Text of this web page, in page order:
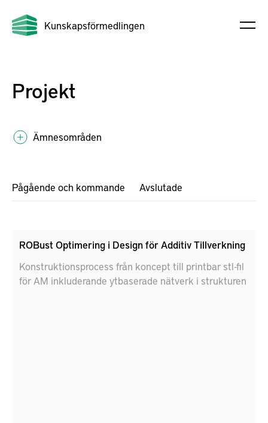
Kunskapsförmedlingen
Projekt
Ämnesområden
Pågående och kommande Avslutade
ROBust Optimering i Design för Additiv Tillverkning
Konstruktionsprocess från koncept till printbar stl-fil
för AM inkluderande ytbaserade nätverk i strukturen